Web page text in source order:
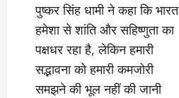
पुष्कर सिंह धामी ने कहा कि भारत
हमेशा से शांति और सहिष्णुता का
पक्षधर रहा है, लेकिन हमारी
सद्भावना को हमारी कमजोरी
समझने की भूल नहीं की जानी